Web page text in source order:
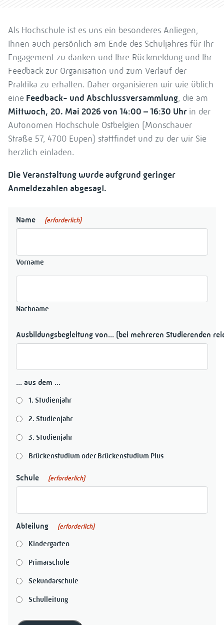
Als Hochschule ist es uns ein besonderes Anliegen,
Ihnen auch persönlich am Ende des Schuljahres für Ihr
Engagement zu danken und Ihre Rückmeldung und Ihr
Feedback zur Organisation und zum Verlauf der
Praktika zu erhalten. Daher organisieren wir wie üblich
eine Feedback- und Abschlussversammlung, die am
Mittwoch, 20. Mai 2026 von 14:00 – 16:30 Uhr in der
Autonomen Hochschule Ostbelgien (Monschauer
Straße 57, 4700 Eupen) stattfindet und zu der wir Sie
herzlich einladen.
Die Veranstaltung wurde aufgrund geringer
Anmeldezahlen abgesagt.
Name (erforderlich)
Vorname
Nachname
Ausbildungsbegleitung von... (bei mehreren Studierenden
... aus dem ...
1. Studienjahr
2. Studienjahr
3. Studienjahr
Brückenstudium oder Brückenstudium Plus
Schule (erforderlich)
Abteilung (erforderlich)
Kindergarten
Primarschule
Sekundarschule
Schulleitung